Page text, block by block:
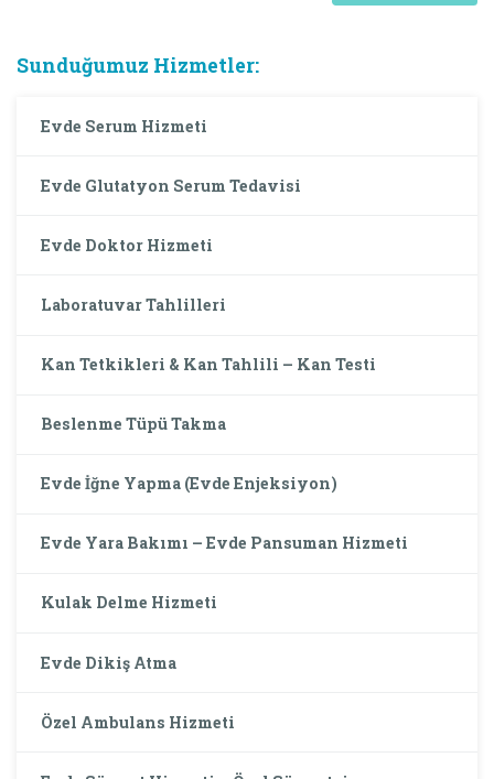
Sunduğumuz Hizmetler:
Evde Serum Hizmeti
Evde Glutatyon Serum Tedavisi
Evde Doktor Hizmeti
Laboratuvar Tahlilleri
Kan Tetkikleri & Kan Tahlili – Kan Testi
Beslenme Tüpü Takma
Evde İğne Yapma (Evde Enjeksiyon)
Evde Yara Bakımı – Evde Pansuman Hizmeti
Kulak Delme Hizmeti
Evde Dikiş Atma
Özel Ambulans Hizmeti